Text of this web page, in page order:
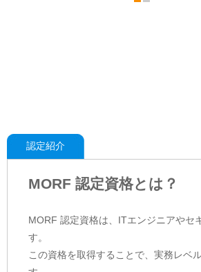
認定紹介
MORF 認定資格とは？
MORF 認定資格は、ITエンジニアやセ
す。
この資格を取得することで、実務レベ